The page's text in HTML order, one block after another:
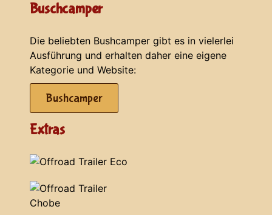
Buschcamper
Die beliebten Bushcamper gibt es in vielerlei
Ausführung und erhalten daher eine eigene
Kategorie und Website:
Bushcamper
Extras